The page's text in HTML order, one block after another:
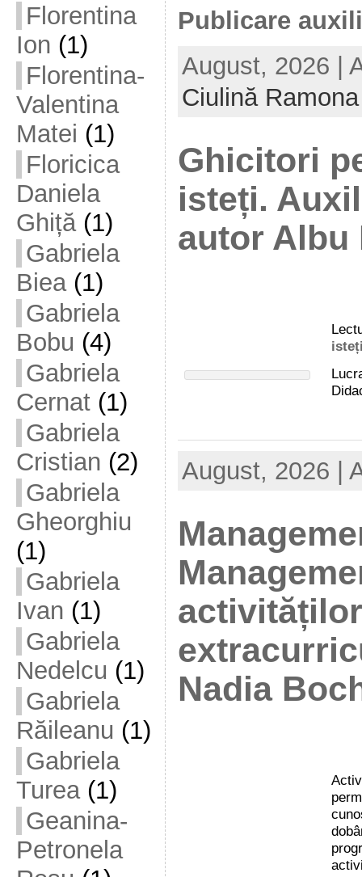
Florentina
Ion (1)
Florentina-
Valentina
Matei (1)
Floricica
Daniela
Ghiță(1)
Gabriela
Biea(1)
Gabriela
Bobu (4)
Gabriela
Cernat(1)
Gabriela
Cristian (2)
Gabriela
Gheorghiu
(1)
Gabriela
Ivan (1)
Gabriela
Nedelcu (1)
Gabriela
Răileanu (1)
Gabriela
Turea(1)
Geanina-
Petronela
Publicare
August, 2026 |
Ciulină Ramona
Ghicitori
isteți.
autor Albu
August, 2026 |
activităților
Nadia